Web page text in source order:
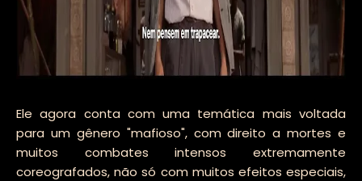
Ele agora conta com uma temática mais voltada
para um gênero "mafioso", com direito a mortes e
muitos combates intensos extremamente
coreografados, não só com muitos efeitos especiais,